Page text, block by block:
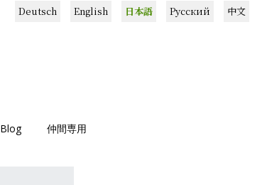
Deutsch English 日本語 Русский 中文
Blog 仲間専用